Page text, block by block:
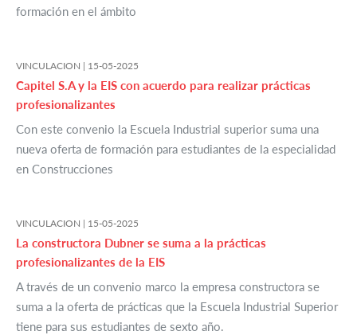
formación en el ámbito
VINCULACION | 15-05-2025
Capitel S.A y la EIS con acuerdo para realizar prácticas
profesionalizantes
Con este convenio la Escuela Industrial superior suma una
nueva oferta de formación para estudiantes de la especialidad
en Construcciones
VINCULACION | 15-05-2025
La constructora Dubner se suma a la prácticas
profesionalizantes de la EIS
A través de un convenio marco la empresa constructora se
suma a la oferta de prácticas que la Escuela Industrial Superior
tiene para sus estudiantes de sexto año.